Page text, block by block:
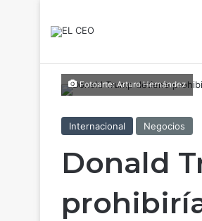
Fotoarte: Arturo Hernández
Internacional Negocios
Donald